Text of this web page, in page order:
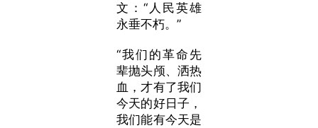
文：“人民英雄
永垂不朽。”
“我们的革命先
辈抛头颅、洒热
血，才有了我们
今天的好日子，
我们能有今天是